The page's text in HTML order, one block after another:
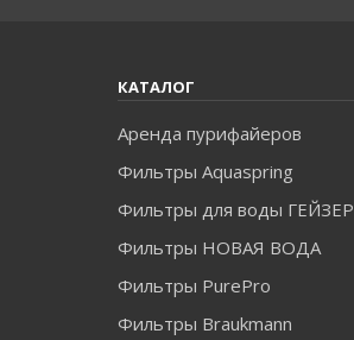
КАТАЛОГ
Аренда пурифайеров
Фильтры Aquaspring
Фильтры для воды ГЕЙЗЕР
Фильтры НОВАЯ ВОДА
Фильтры PurePro
Фильтры Braukmann